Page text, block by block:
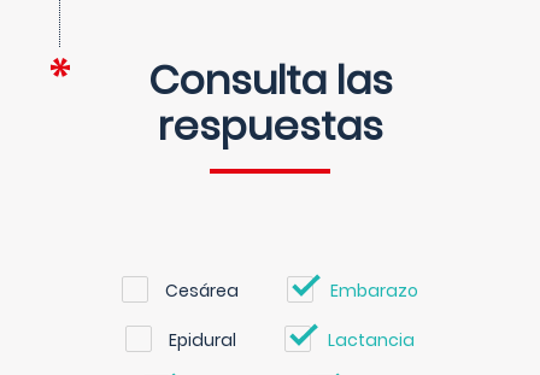
Consulta las
respuestas
Cesárea Embarazo
Epidural Lactancia